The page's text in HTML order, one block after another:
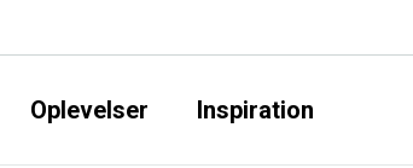
Oplevelser Inspiration